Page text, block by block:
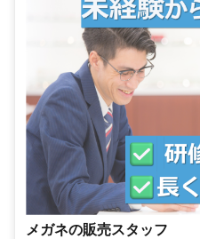
メガネの販売スタッフ